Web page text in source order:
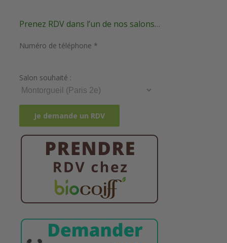
Prenez RDV dans l’un de nos salons…
Numéro de téléphone *
Salon souhaité :